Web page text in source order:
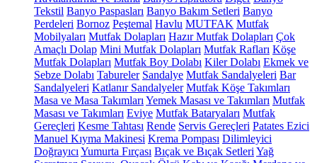
Tekstil Banyo Paspasları Banyo Bakım Setleri Banyo
Perdeleri Bornoz Peştemal Havlu MUTFAK Mutfak
Mobilyaları Mutfak Dolapları Hazır Mutfak Dolapları Çok
Amaçlı Dolap Mini Mutfak Dolapları Mutfak Rafları Köşe
Mutfak Dolapları Mutfak Boy Dolabı Kiler Dolabı Ekmek ve
Sebze Dolabı Tabureler Sandalye Mutfak Sandalyeleri Bar
Sandalyeleri Katlanır Sandalyeler Mutfak Köşe Takımları
Masa ve Masa Takımları Yemek Masası ve Takımları Mutfak
Masası ve Takımları Eviye Mutfak Bataryaları Mutfak
Gereçleri Kesme Tahtası Rende Servis Gereçleri Patates Ezici
Manuel Kıyma Makinesi Krema Pompası Dilimleyici
Doğrayıcı Yumurta Fırçası Bıçak ve Bıçak Setleri Yağ